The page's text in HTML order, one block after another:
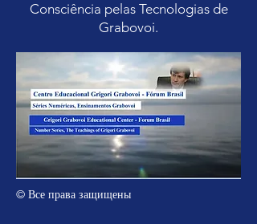
Consciência pelas Tecnologias de
Grabovoi.
© Все права защищены